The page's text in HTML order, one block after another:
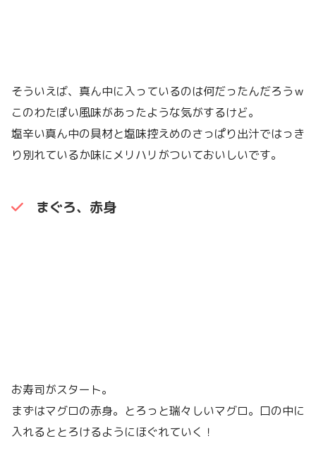
そういえば、真ん中に入っているのは何だったんだろうｗ
このわたぽい風味があったような気がするけど。
塩辛い真ん中の具材と塩味控えめのさっぱり出汁ではっき
り別れているか味にメリハリがついておいしいです。
まぐろ、赤身
お寿司がスタート。
まずはマグロの赤身。とろっと瑞々しいマグロ。口の中に
入れるととろけるようにほぐれていく！